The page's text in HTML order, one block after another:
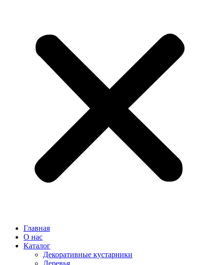
Главная
О нас
Каталог
Декоративные кустарники
Деревья